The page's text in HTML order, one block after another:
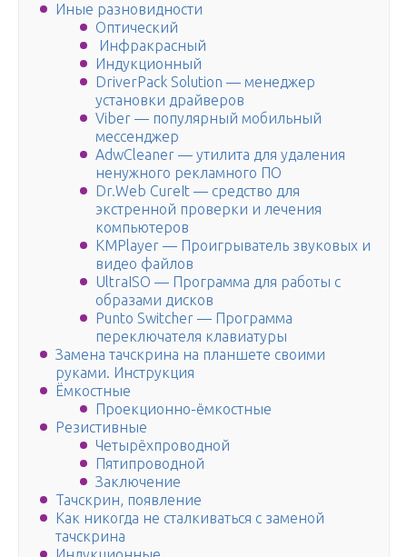
Иные разновидности
Оптический
Инфракрасный
Индукционный
DriverPack Solution — менеджер
установки драйверов
Viber — популярный мобильный
мессенджер
AdwCleaner — утилита для удаления
ненужного рекламного ПО
Dr.Web CureIt — средство для
экстренной проверки и лечения
компьютеров
KMPlayer — Проигрыватель звуковых и
видео файлов
UltraISO — Программа для работы с
образами дисков
Punto Switcher — Программа
переключателя клавиатуры
Замена тачскрина на планшете своими
руками. Инструкция
Ёмкостные
Проекционно-ёмкостные
Резистивные
Четырёхпроводной
Пятипроводной
Заключение
Тачскрин, появление
Как никогда не сталкиваться с заменой
тачскрина